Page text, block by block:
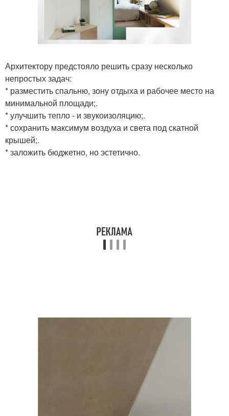
Архитектору предстояло решить сразу несколько
непростых задач:
* разместить спальню, зону отдыха и рабочее место на
минимальной площади;.
* улучшить тепло - и звукоизоляцию;.
* сохранить максимум воздуха и света под скатной
крышей;.
* заложить бюджетно, но эстетично.